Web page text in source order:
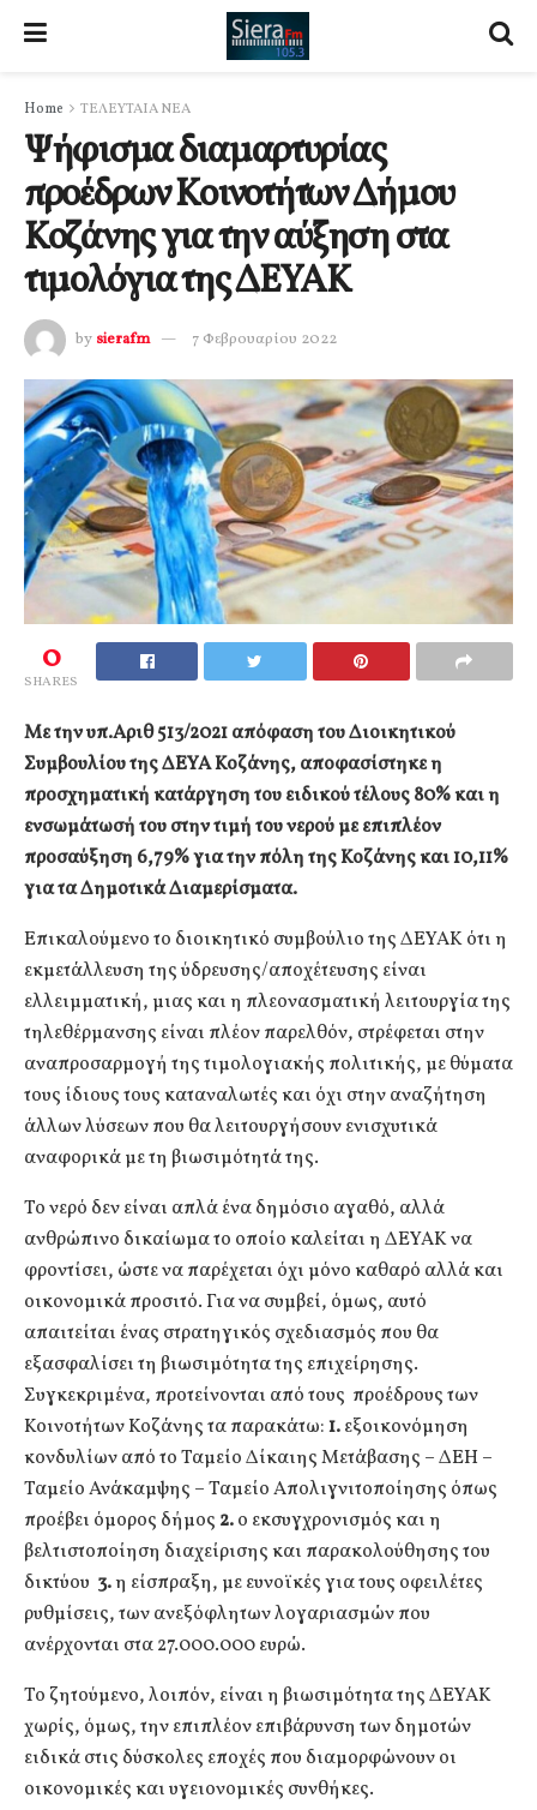
Home ΤΕΛΕΥΤΑΙΑ ΝΕΑ
Ψήφισμα διαμαρτυρίας
προέδρων Κοινοτήτων Δήμου
Κοζάνης για την αύξηση στα
τιμολόγια της ΔΕΥΑΚ
by sierafm 7 Φεβρουαρίου 2022
0
SHARES
Με την υπ.Αριθ 513/2021 απόφαση του Διοικητικού
Συμβουλίου της ΔΕΥΑ Κοζάνης, αποφασίστηκε η
προσχηματική κατάργηση του ειδικού τέλους 80% και η
ενσωμάτωσή του στην τιμή του νερού με επιπλέον
προσαύξηση 6,79% για την πόλη της Κοζάνης και 10,11%
για τα Δημοτικά Διαμερίσματα.
Επικαλούμενο το διοικητικό συμβούλιο της ΔΕΥΑΚ ότι η
εκμετάλλευση της ύδρευσης/αποχέτευσης είναι
ελλειμματική, μιας και η πλεονασματική λειτουργία της
τηλεθέρμανσης είναι πλέον παρελθόν, στρέφεται στην
αναπροσαρμογή της τιμολογιακής πολιτικής, με θύματα
τους ίδιους τους καταναλωτές και όχι στην αναζήτηση
άλλων λύσεων που θα λειτουργήσουν ενισχυτικά
αναφορικά με τη βιωσιμότητά της.
Το νερό δεν είναι απλά ένα δημόσιο αγαθό, αλλά
ανθρώπινο δικαίωμα το οποίο καλείται η ΔΕΥΑΚ να
φροντίσει, ώστε να παρέχεται όχι μόνο καθαρό αλλά και
οικονομικά προσιτό. Για να συμβεί, όμως, αυτό
απαιτείται ένας στρατηγικός σχεδιασμός που θα
εξασφαλίσει τη βιωσιμότητα της επιχείρησης.
Συγκεκριμένα, προτείνονται από τους προέδρους των
Κοινοτήτων Κοζάνης τα παρακάτω:1.εξοικονόμηση
κονδυλίων από το Ταμείο Δίκαιης Μετάβασης – ΔΕΗ –
Ταμείο Ανάκαμψης – Ταμείο Απολιγνιτοποίησης όπως
προέβει όμορος δήμος 2.ο εκσυγχρονισμός και η
βελτιστοποίηση διαχείρισης και παρακολούθησης του
δικτύου 3.η είσπραξη, με ευνοϊκές για τους οφειλέτες
ρυθμίσεις, των ανεξόφλητων λογαριασμών που
ανέρχονται στα 27.000.000 ευρώ.
Το ζητούμενο, λοιπόν, είναι η βιωσιμότητα της ΔΕΥΑΚ
χωρίς, όμως, την επιπλέον επιβάρυνση των δημοτών
ειδικά στις δύσκολες εποχές που διαμορφώνουν οι
οικονομικές και υγειονομικές συνθήκες.